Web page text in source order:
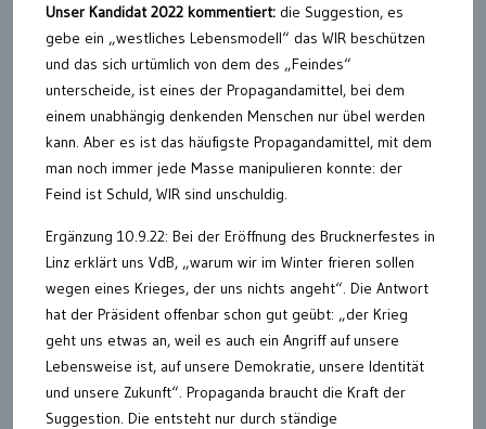
Unser Kandidat 2022 kommentiert: die Suggestion, es
gebe ein „westliches Lebensmodell“ das WIR beschützen
und das sich urtümlich von dem des „Feindes“
unterscheide, ist eines der Propagandamittel, bei dem
einem unabhängig denkenden Menschen nur übel werden
kann. Aber es ist das häufigste Propagandamittel, mit dem
man noch immer jede Masse manipulieren konnte: der
Feind ist Schuld, WIR sind unschuldig.
Ergänzung 10.9.22: Bei der Eröffnung des Brucknerfestes in
Linz erklärt uns VdB, „warum wir im Winter frieren sollen
wegen eines Krieges, der uns nichts angeht“. Die Antwort
hat der Präsident offenbar schon gut geübt: „der Krieg
geht uns etwas an, weil es auch ein Angriff auf unsere
Lebensweise ist, auf unsere Demokratie, unsere Identität
und unsere Zukunft“. Propaganda braucht die Kraft der
Suggestion. Die entsteht nur durch ständige